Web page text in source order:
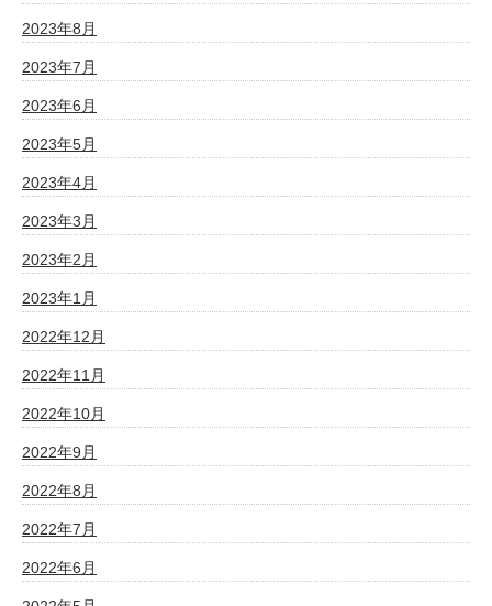
2023年8月
2023年7月
2023年6月
2023年5月
2023年4月
2023年3月
2023年2月
2023年1月
2022年12月
2022年11月
2022年10月
2022年9月
2022年8月
2022年7月
2022年6月